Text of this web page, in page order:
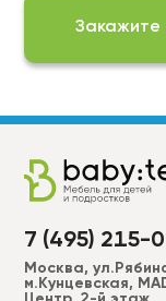
ЛДСП EGGER;
Пластики ALVIC,
вариантов
Широкий
“push to open”.
Закажите
7 (495) 215-
Москва,
м.Кунцевская,